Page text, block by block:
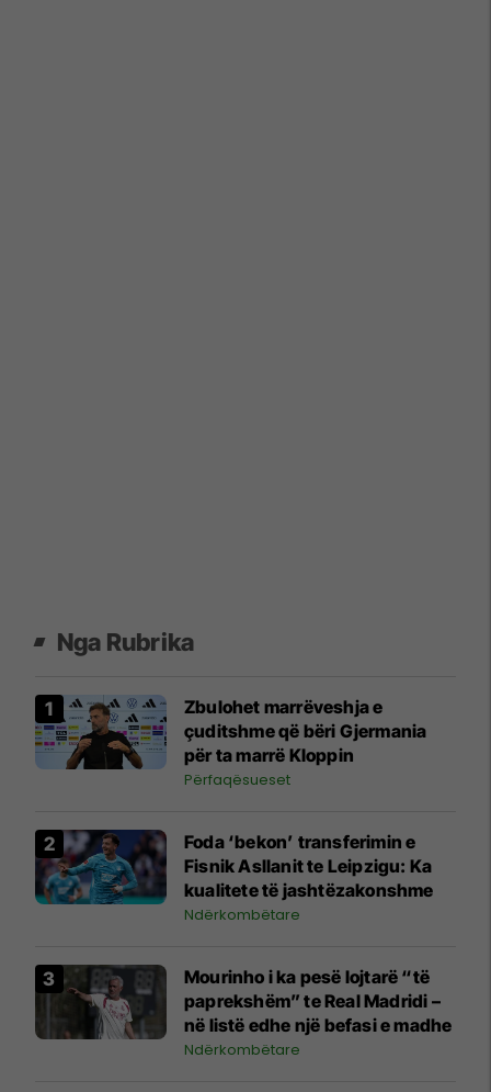
Nga Rubrika
Zbulohet marrëveshja e
çuditshme që bëri Gjermania
për ta marrë Kloppin
Përfaqësueset
Foda ‘bekon’ transferimin e
Fisnik Asllanit te Leipzigu: Ka
kualitete të jashtëzakonshme
Ndërkombëtare
Mourinho i ka pesë lojtarë “të
paprekshëm” te Real Madridi –
në listë edhe një befasi e madhe
Ndërkombëtare